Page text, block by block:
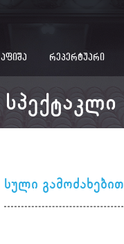
აფიშა რეპერტუარი
სპექტაკლი
სული გამოძახებით